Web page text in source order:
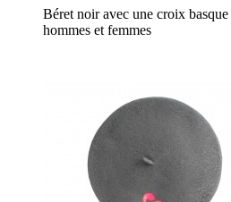
Béret noir avec une croix
hommes et femmes